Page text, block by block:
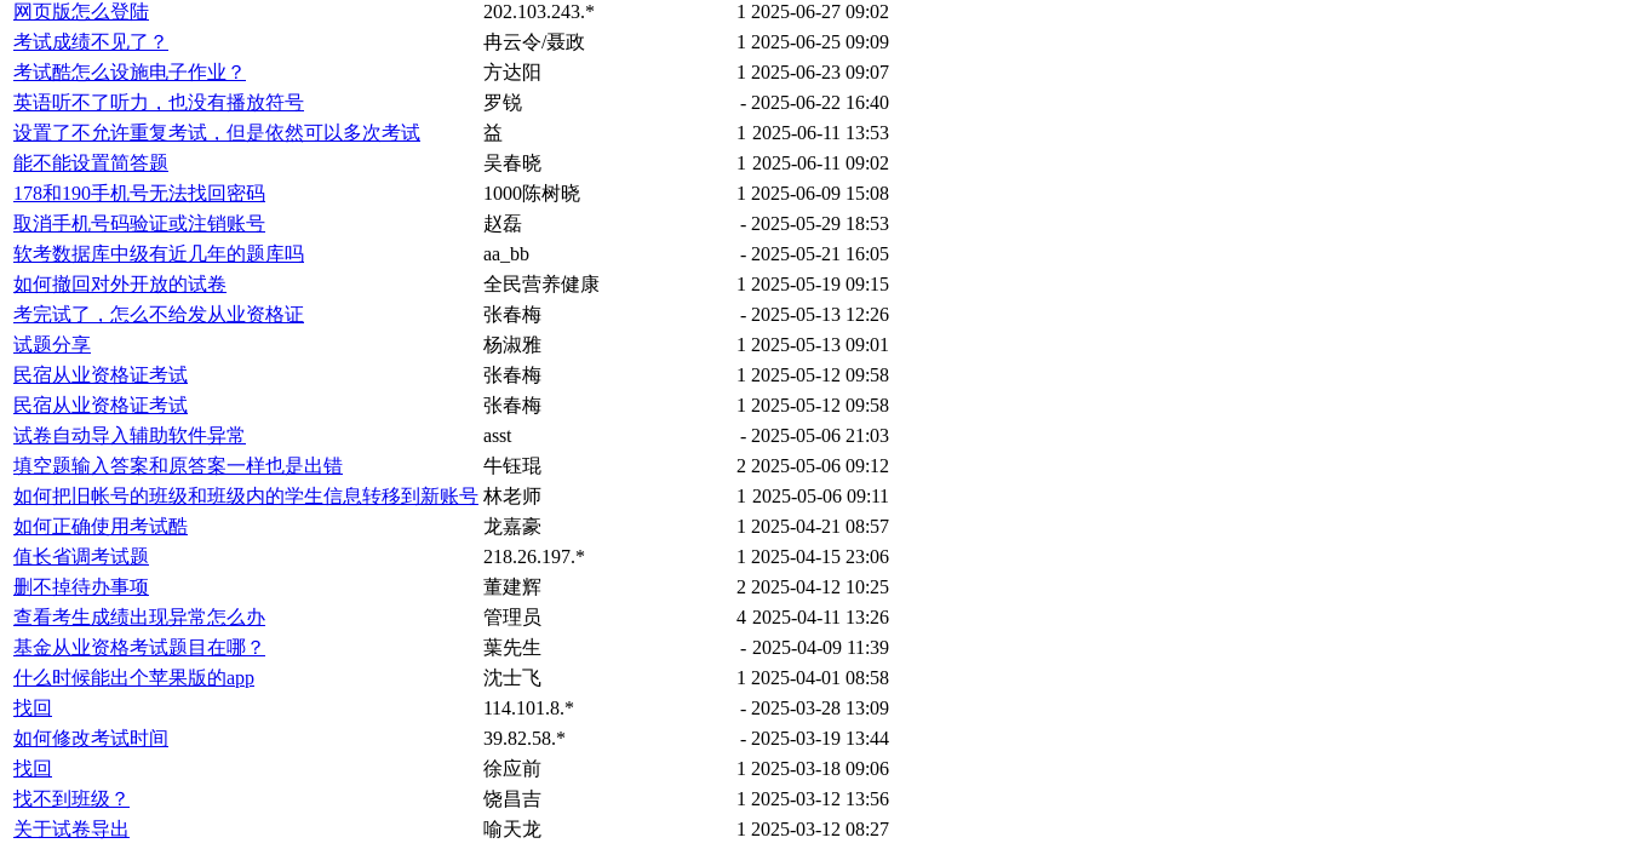
网页版怎么登陆
202.103.243.* 1 2025-06-27 09:02
考试成绩不见了？
冉云令/聂政 1 2025-06-25 09:09
考试酷怎么设施电子作业？
方达阳 1 2025-06-23 09:07
英语听不了听力，也没有播放符号
罗锐 - 2025-06-22 16:40
设置了不允许重复考试，但是依然可以多次考试
益 1 2025-06-11 13:53
能不能设置简答题
吴春晓 1 2025-06-11 09:02
178和190手机号无法找回密码
1000陈树晓 1 2025-06-09 15:08
取消手机号码验证或注销账号
赵磊 - 2025-05-29 18:53
软考数据库中级有近几年的题库吗
aa_bb - 2025-05-21 16:05
如何撤回对外开放的试卷
全民营养健康 1 2025-05-19 09:15
考完试了，怎么不给发从业资格证
张春梅 - 2025-05-13 12:26
试题分享
杨淑雅 1 2025-05-13 09:01
民宿从业资格证考试
张春梅 1 2025-05-12 09:58
民宿从业资格证考试
张春梅 1 2025-05-12 09:58
试卷自动导入辅助软件异常
asst - 2025-05-06 21:03
填空题输入答案和原答案一样也是出错
牛钰琨 2 2025-05-06 09:12
如何把旧帐号的班级和班级内的学生信息转移到新账号 林老师 1 2025-05-06 09:11
如何正确使用考试酷
龙嘉豪 1 2025-04-21 08:57
值长省调考试题
218.26.197.* 1 2025-04-15 23:06
删不掉待办事项
董建辉 2 2025-04-12 10:25
查看考生成绩出现异常怎么办
管理员 4 2025-04-11 13:26
基金从业资格考试题目在哪？
葉先生 - 2025-04-09 11:39
什么时候能出个苹果版的app
沈士飞 1 2025-04-01 08:58
找回
114.101.8.* - 2025-03-28 13:09
如何修改考试时间
39.82.58.* - 2025-03-19 13:44
找回
徐应前 1 2025-03-18 09:06
找不到班级？
饶昌吉 1 2025-03-12 13:56
关于试卷导出
喻天龙 1 2025-03-12 08:27